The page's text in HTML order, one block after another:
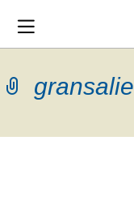
ン
移
gransalie